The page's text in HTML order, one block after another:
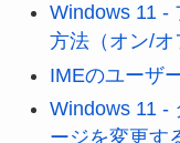
Windows 11 -
方法（オン/オ
IMEのユーザ
Windows 11 -
ージを変更す